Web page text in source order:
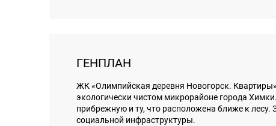
ГЕНПЛАН
ЖК «Олимпийская деревня Новогорск.
экологически чистом микрорайоне города
прибрежную и ту, что расположена ближе к
социальной инфраструктуры.